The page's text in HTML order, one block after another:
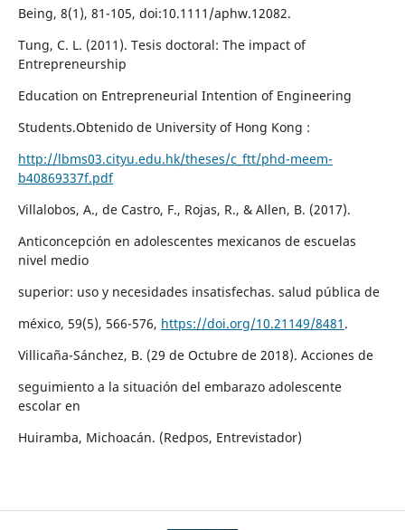
Being, 8(1), 81-105, doi:10.1111/aphw.12082.
Tung, C. L. (2011). Tesis doctoral: The impact of
Entrepreneurship
Education on Entrepreneurial Intention of Engineering
Students.Obtenido de University of Hong Kong :
http://lbms03.cityu.edu.hk/theses/c_ftt/phd-meem-
b40869337f.pdf
Villalobos, A., de Castro, F., Rojas, R., & Allen, B. (2017).
Anticoncepción en adolescentes mexicanos de escuelas
nivel medio
superior: uso y necesidades insatisfechas. salud pública de
méxico, 59(5), 566-576, https://doi.org/10.21149/8481 .
Villicaña-Sánchez, B. (29 de Octubre de 2018). Acciones de
seguimiento a la situación del embarazo adolescente
escolar en
Huiramba, Michoacán. (Redpos, Entrevistador)